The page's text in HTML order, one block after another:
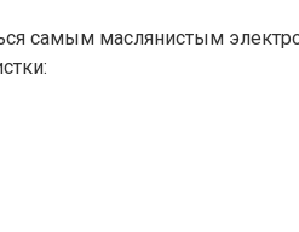
самым маслянистым